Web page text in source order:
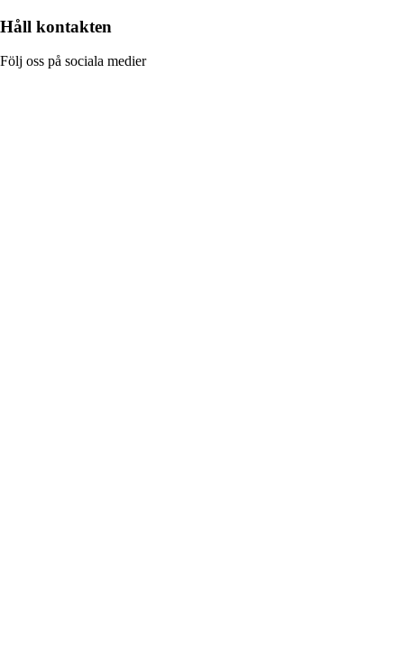
Håll kontakten
Följ oss på sociala medier